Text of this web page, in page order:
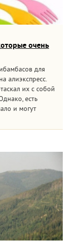
очень
для
алиэкспресс.
их с собой
есть
и могут